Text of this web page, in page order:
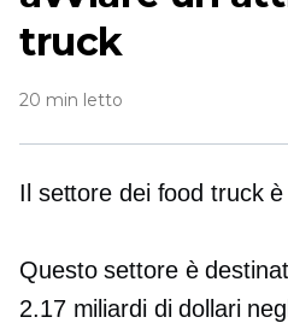
truck
20 min letto
Il settore dei food truck
Questo settore è
2.17 miliardi di dollari